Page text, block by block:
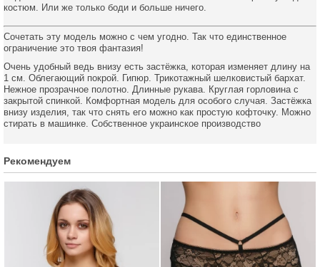
костюм. Или же только боди и больше ничего.
Сочетать эту модель можно с чем угодно. Так что единственное
ограничение это твоя фантазия!
Очень удобный ведь внизу есть застёжка, которая изменяет длину на
1 см. Облегающий покрой. Гипюр. Трикотажный шелковистый бархат.
Нежное прозрачное полотно. Длинные рукава. Круглая горловина с
закрытой спинкой. Комфортная модель для особого случая. Застёжка
внизу изделия, так что снять его можно как простую кофточку. Можно
стирать в машинке. Собственное украинское производство
Рекомендуем